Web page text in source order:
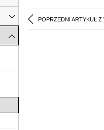
POPRZEDNI ARTYKUŁ Z